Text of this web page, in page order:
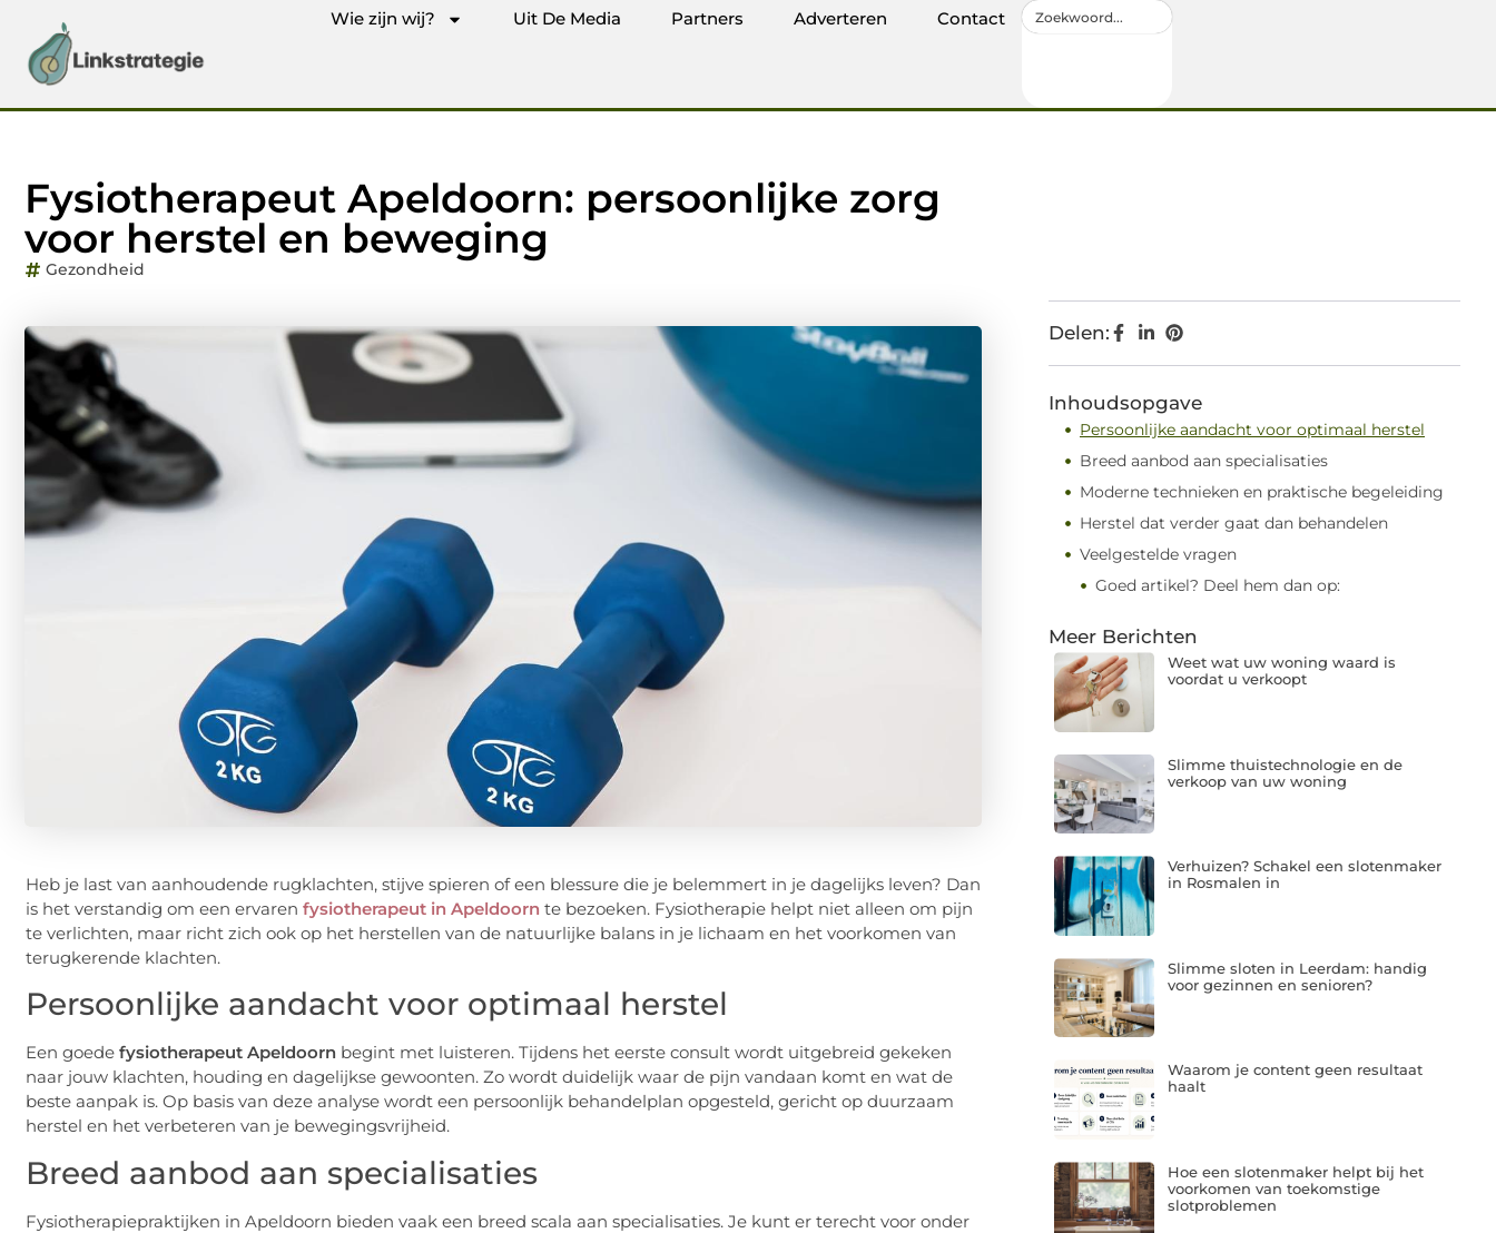
Wie zijn wij? Uit De Media Partners Adverteren Contact
Fysiotherapeut Apeldoorn: persoonlijke zorg
voor herstel en beweging
Gezondheid
Heb je last van aanhoudende rugklachten, stijve spieren of een blessure die je belemmert in je dagelijks leven? Dan
is het verstandig om een ervaren fysiotherapeut in Apeldoorn te bezoeken. Fysiotherapie helpt niet alleen om pijn
te verlichten, maar richt zich ook op het herstellen van de natuurlijke balans in je lichaam en het voorkomen van
terugkerende klachten.
Persoonlijke aandacht voor optimaal herstel
Een goede fysiotherapeut Apeldoorn begint met luisteren. Tijdens het eerste consult wordt uitgebreid gekeken
naar jouw klachten, houding en dagelijkse gewoonten. Zo wordt duidelijk waar de pijn vandaan komt en wat de
beste aanpak is. Op basis van deze analyse wordt een persoonlijk behandelplan opgesteld, gericht op duurzaam
herstel en het verbeteren van je bewegingsvrijheid.
Breed aanbod aan specialisaties
Fysiotherapiepraktijken in Apeldoorn bieden vaak een breed scala aan specialisaties. Je kunt er terecht voor onder
Delen:
Inhoudsopgave
Persoonlijke aandacht voor optimaal herstel
Breed aanbod aan specialisaties
Moderne technieken en praktische begeleiding
Herstel dat verder gaat dan behandelen
Veelgestelde vragen
Goed artikel? Deel hem dan op:
Meer Berichten
Weet wat uw woning waard is
voordat u verkoopt
Slimme thuistechnologie en de
verkoop van uw woning
Verhuizen? Schakel een slotenmaker
in Rosmalen in
Slimme sloten in Leerdam: handig
voor gezinnen en senioren?
Waarom je content geen resultaat
haalt
Hoe een slotenmaker helpt bij het
voorkomen van toekomstige
slotproblemen